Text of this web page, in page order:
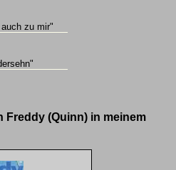
zu mir"
Freddy (Quinn) in meinem